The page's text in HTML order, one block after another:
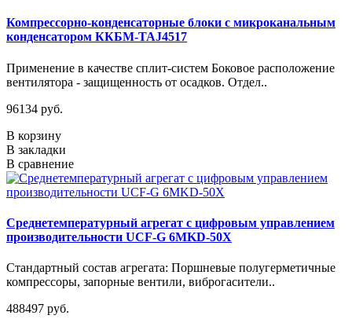
Компрессорно-конденсаторные блоки с микроканальным
конденсатором ККБМ-TAJ4517
Применение в качестве сплит-систем Боковое расположение
вентилятора - защищенность от осадков. Отдел..
96134 руб.
В корзину
В закладки
В сравнение
Среднетемпературный агрегат с цифровым управлением
производительности UCF-G 6MKD-50X
Стандартный состав агрегата: Поршневые полугерметичные
компрессоры, запорные вентили, виброгасители..
488497 руб.